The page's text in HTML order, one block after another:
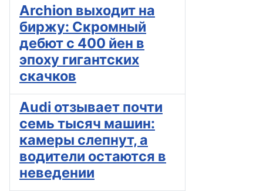
Archion выходит на
биржу: Скромный
дебют с 400 йен в
эпоху гигантских
скачков
Audi отзывает почти
семь тысяч машин:
камеры слепнут, а
водители остаются в
неведении